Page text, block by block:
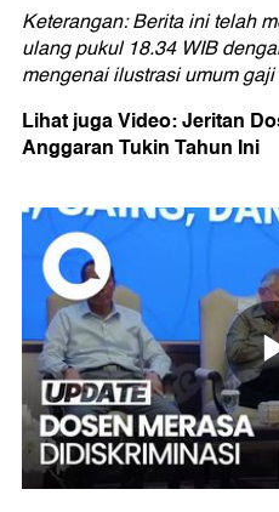
Keterangan: Berita ini telah
ulang pukul 18.34 WIB
mengenai ilustrasi umum
Lihat juga Video: Jeritan
Anggaran Tukin Tahun Ini